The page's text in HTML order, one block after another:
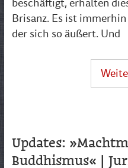
Brisanz. Es ist
der sich so äußert. Und
Updates:
Buddhismus« |